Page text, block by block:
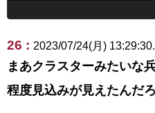
26 : 2023/07/24(月)
まあクラスターみたいな
程度見込みが見えたんだ